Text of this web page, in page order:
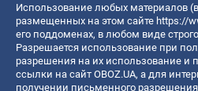
Использование любых материалов
размещенных на этом сайте https://
его поддоменах, в любом виде
Разрешается использование при
разрешения на их использование и
ссылки на сайт OBOZ.UA, а для
получении письменного